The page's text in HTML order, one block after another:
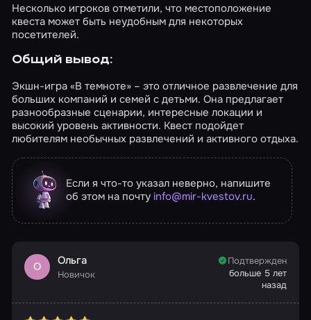
Несколько игроков отметили, что местоположение
квеста может быть неудобным для некоторых
посетителей.
Общий вывод:
Экшн-игра «В темноте» – это отличное развлечение для
больших компаний и семей с детьми. Она предлагает
разнообразные сценарии, интересные локации и
высокий уровень активности. Квест подойдет
любителям необычных развлечений и активного отдыха.
Если я что-то указал неверно, напишите
об этом на почту info@mir-kvestov.ru.
О Ольга
Новичок
Подтвержден
больше 5 лет
назад